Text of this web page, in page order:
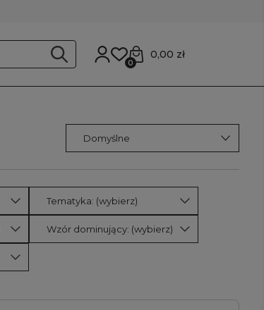
0,00 zł
0
Tematyka: (wybierz)
Wzór dominujący: (wybierz)